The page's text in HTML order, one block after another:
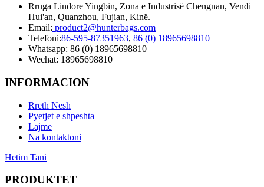
Rruga Lindore Yingbin, Zona e Industrisë Chengnan, Vendi
Hui'an, Quanzhou, Fujian, Kinë.
Email: product2@hunterbags.com
Telefoni:86-595-87351963, 86 (0) 18965698810
Whatsapp: 86 (0) 18965698810
Wechat: 18965698810
INFORMACION
Rreth Nesh
Pyetjet e shpeshta
Lajme
Na kontaktoni
Hetim Tani
PRODUKTET